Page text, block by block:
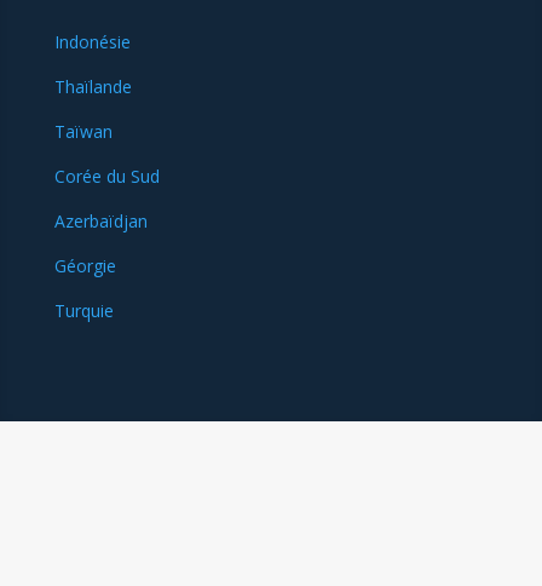
Indonésie
Thaïlande
Taïwan
Corée du Sud
Azerbaïdjan
Géorgie
Turquie